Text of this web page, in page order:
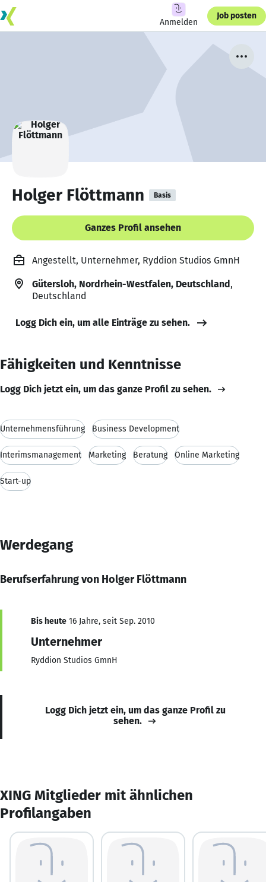
Anmelden
Job posten
Holger Flöttmann Basis
Ganzes Profil ansehen
Angestellt, Unternehmer, Ryddion Studios GmnH
Gütersloh, Nordrhein-Westfalen, Deutschland,
Deutschland
Logg Dich ein, um alle Einträge zu sehen.
Fähigkeiten und Kenntnisse
Logg Dich jetzt ein, um das ganze Profil zu sehen.
Unternehmensführung Business Development
Interimsmanagement Marketing Beratung Online Marketing
Start-up
Werdegang
Berufserfahrung von Holger Flöttmann
Bis heute 16 Jahre, seit Sep. 2010
Unternehmer
Ryddion Studios GmnH
Logg Dich jetzt ein, um das ganze Profil zu
sehen.
XING Mitglieder mit ähnlichen
Profilangaben